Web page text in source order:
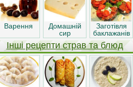
Варення
Домашній
сир
Заготівля
баклажанів
Інші рецепти страв та блюд